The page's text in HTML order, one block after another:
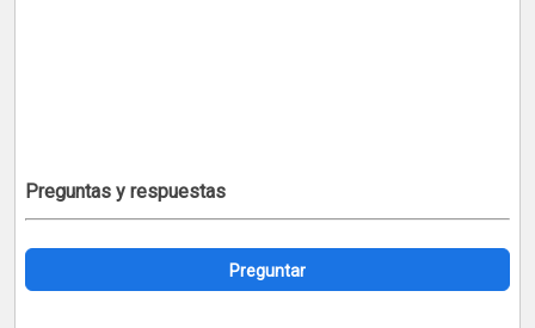
Preguntas y respuestas
Preguntar